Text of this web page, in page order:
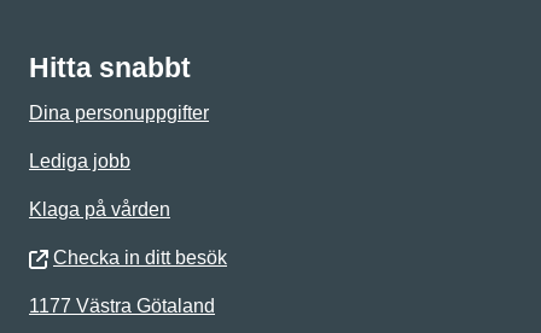
Hitta snabbt
Dina personuppgifter
Lediga jobb
Klaga på vården
Checka in ditt besök
1177 Västra Götaland